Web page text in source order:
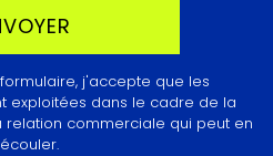
j'accepte que les
exploitées dans le cadre de la
commerciale qui peut en